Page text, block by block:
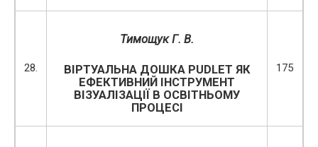
28.
Тимощук Г. В.
ВІРТУАЛЬНА ДОШКА PUDLET ЯК
ЕФЕКТИВНИЙ ІНСТРУМЕНТ
ВІЗУАЛІЗАЦІЇ В ОСВІТНЬОМУ
ПРОЦЕСІ
175